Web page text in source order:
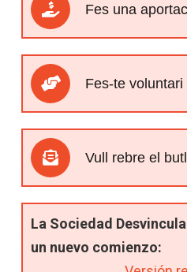
Fes una
Fes-te voluntari
Vull rebre el
La Sociedad
un nuevo comienzo: